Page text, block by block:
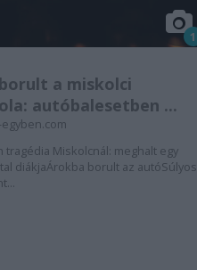
1
a miskolci
autóbalesetben ...
tragédia Miskolcnál: meghalt egy
diákjaÁrokba borult az autóSúlyos